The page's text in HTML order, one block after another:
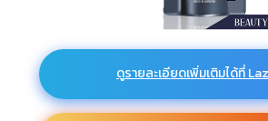
ดูรายละเอียดเพิ่มเติมได้ที่